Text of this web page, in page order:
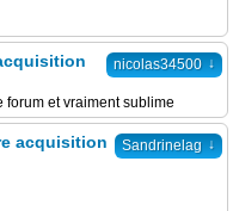
nicolas34500 ↓
forum et vraiment sublime
Sandrinelag ↓
acquisition